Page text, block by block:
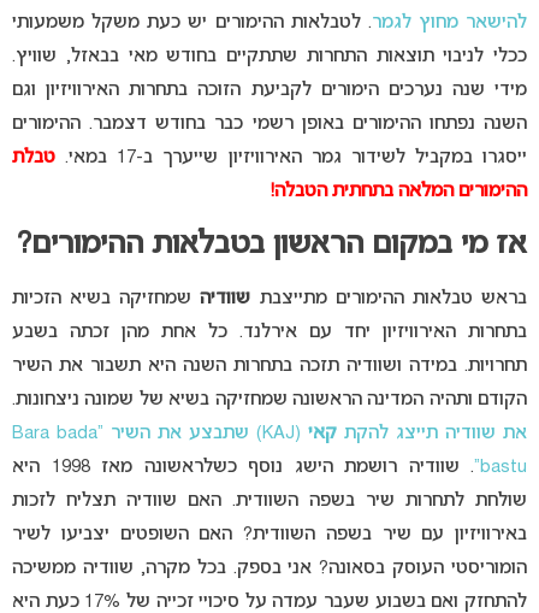
להישאר מחוץ לגמר. לטבלאות ההימורים יש כעת משקל משמעותי
ככלי לניבוי תוצאות התחרות שתתקיים בחודש מאי בבאזל, שוויץ.
מידי שנה נערכים הימורים לקביעת הזוכה בתחרות האירוויזיון וגם
השנה נפתחו ההימורים באופן רשמי כבר בחודש דצמבר. ההימורים
ייסגרו במקביל לשידור גמר האירוויזיון שייערך ב-17 במאי.
טבלת
ההימורים המלאה בתחתית הטבלה!
אז מי במקום הראשון בטבלאות ההימורים?
בראש טבלאות ההימורים מתייצבת שוודיהשמחזיקה בשיא הזכיות
בתחרות האירוויזיון יחד עם אירלנד. כל אחת מהן זכתה בשבע
תחרויות. במידה ושוודיה תזכה בתחרות השנה היא תשבור את השיר
הקודם ותהיה המדינה הראשונה שמחזיקה בשיא של שמונה ניצחונות.
את שוודיה תייצג להקת קאי
(KAJ) שתבצע את השיר “Bara bada
bastu”
. שוודיה רושמת הישג נוסף כשלראשונה מאז 1998 היא
שולחת לתחרות שיר בשפה השוודית. האם שוודיה תצליח לזכות
באירוויזיון עם שיר בשפה השוודית? האם השופטים יצביעו לשיר
הומוריסטי העוסק בסאונה? אני בספק. בכל מקרה, שוודיה ממשיכה
להתחזק ואם בשבוע שעבר עמדה על סיכויי זכייה של 17% כעת היא